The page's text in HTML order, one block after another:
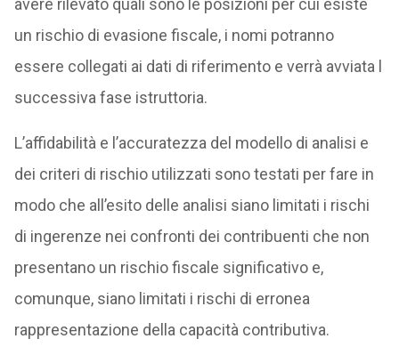
un rischio di evasione fiscale, i nomi potranno
essere collegati ai dati di riferimento e verrà avviata l
successiva fase istruttoria.
L’affidabilità e l’accuratezza del modello di analisi e
dei criteri di rischio utilizzati sono testati per fare in
modo che all’esito delle analisi siano limitati i rischi
di ingerenze nei confronti dei contribuenti che non
presentano un rischio fiscale significativo e,
comunque, siano limitati i rischi di erronea
rappresentazione della capacità contributiva.